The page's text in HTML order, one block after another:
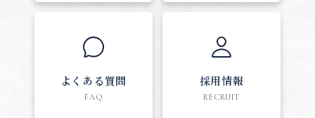
よくある質問
FAQ
採用情報
RECRUIT